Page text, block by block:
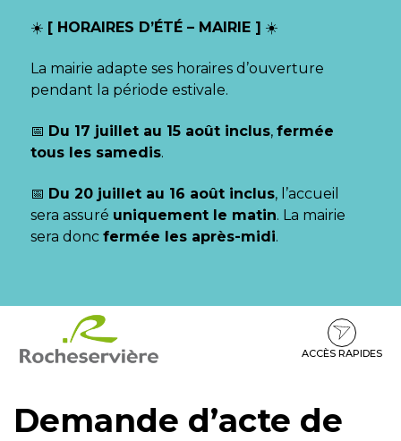
☀️ [ HORAIRES D’ÉTÉ – MAIRIE ] ☀️
La mairie adapte ses horaires d’ouverture
pendant la période estivale.
📅 Du 17 juillet au 15 août inclus, fermée
tous les samedis.
📅 Du 20 juillet au 16 août inclus, l’accueil
sera assuré uniquement le matin. La mairie
sera donc fermée les après-midi.
contenu
pied
ACCÈS RAPIDES
Demande d’acte de